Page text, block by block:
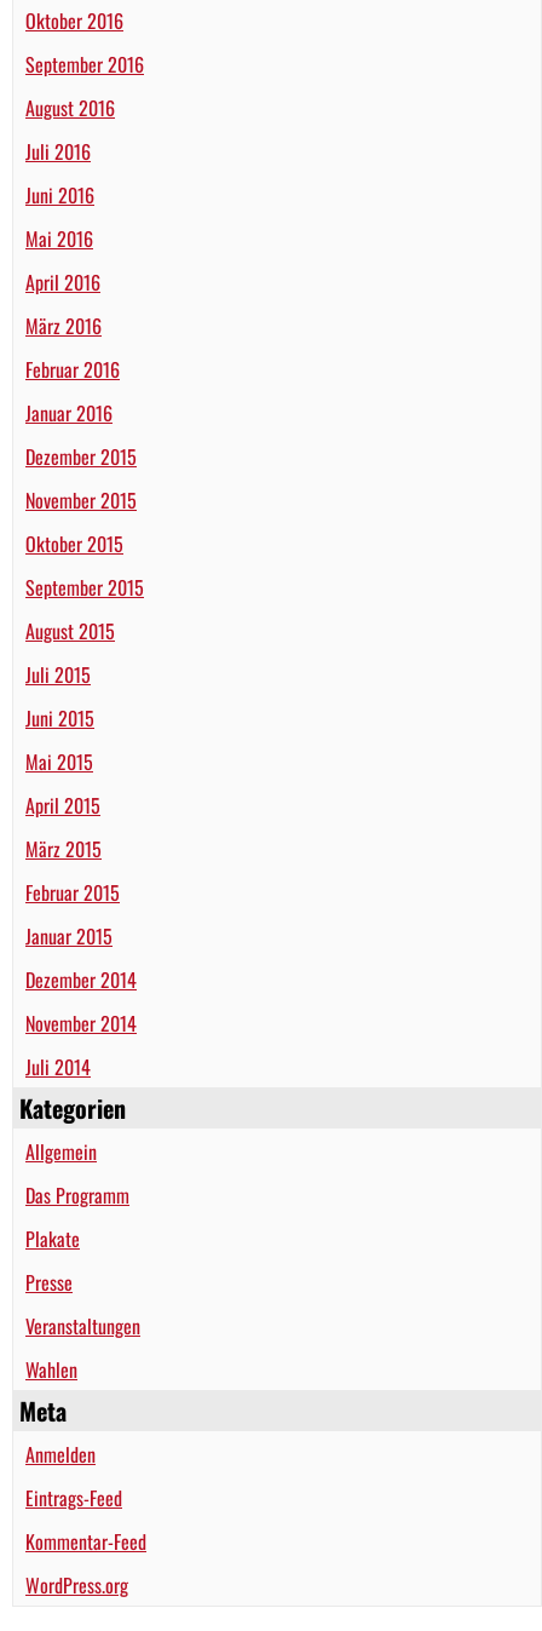
Oktober 2016
September 2016
August 2016
Juli 2016
Juni 2016
Mai 2016
April 2016
März 2016
Februar 2016
Januar 2016
Dezember 2015
November 2015
Oktober 2015
September 2015
August 2015
Juli 2015
Juni 2015
Mai 2015
April 2015
März 2015
Februar 2015
Januar 2015
Dezember 2014
November 2014
Juli 2014
Kategorien
Allgemein
Das Programm
Plakate
Presse
Veranstaltungen
Wahlen
Meta
Anmelden
Eintrags-Feed
Kommentar-Feed
WordPress.org